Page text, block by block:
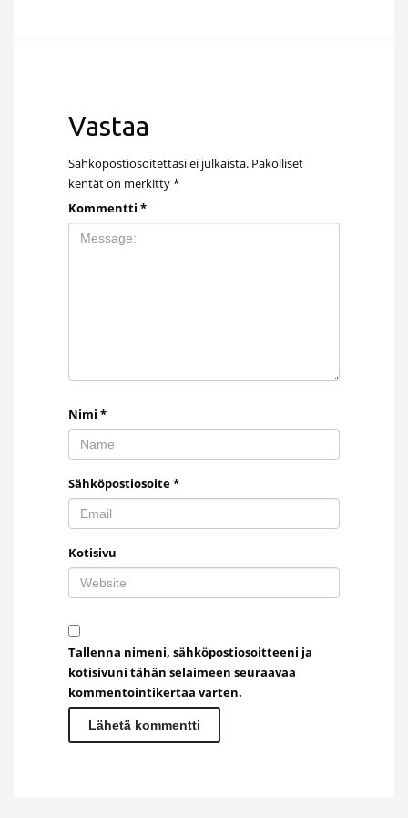
Vastaa
Sähköpostiosoitettasi ei julkaista. Pakolliset
kentät on merkitty*
Kommentti *
Nimi *
Sähköpostiosoite*
Kotisivu
Tallenna nimeni, sähköpostiosoitteeni ja
kotisivuni tähän selaimeen seuraavaa
kommentointikertaa varten.